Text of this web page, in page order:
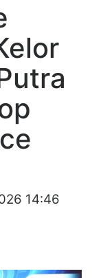
14:46